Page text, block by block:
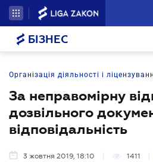
БІЗНЕС
Організація діяльності і
За неправомірну
дозвільного
відповідальність
3 жовтня 2019, 18:10 1411